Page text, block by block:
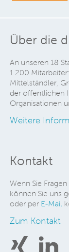
Über die
An unseren 18
1.200
Mittelständler,
der öffentlichen
Organisationen
Weitere
Kontakt
Wenn Sie
können Sie uns
oder per E-Mail
Zum Kontakt